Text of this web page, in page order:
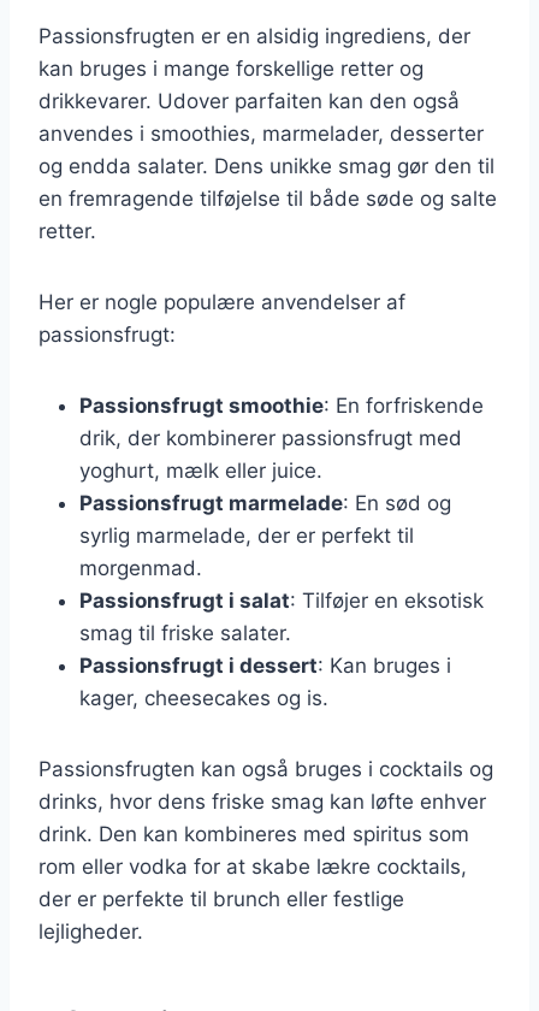
Passionsfrugten er en alsidig ingrediens, der
kan bruges i mange forskellige retter og
drikkevarer. Udover parfaiten kan den også
anvendes i smoothies, marmelader, desserter
og endda salater. Dens unikke smag gør den til
en fremragende tilføjelse til både søde og salte
retter.
Her er nogle populære anvendelser af
passionsfrugt:
Passionsfrugt smoothie: En forfriskende
drik, der kombinerer passionsfrugt med
yoghurt, mælk eller juice.
Passionsfrugt marmelade: En sød og
syrlig marmelade, der er perfekt til
morgenmad.
Passionsfrugt i salat: Tilføjer en eksotisk
smag til friske salater.
Passionsfrugt i dessert: Kan bruges i
kager, cheesecakes og is.
Passionsfrugten kan også bruges i cocktails og
drinks, hvor dens friske smag kan løfte enhver
drink. Den kan kombineres med spiritus som
rom eller vodka for at skabe lækre cocktails,
der er perfekte til brunch eller festlige
lejligheder.